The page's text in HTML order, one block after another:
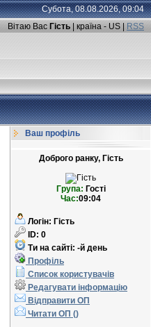
Субота, 08.08.2026, 09:04
Вітаю Вас Гість | країна - US | RSS
Ваш профіль
Доброго ранку, Гість
Група: Гості
Час:09:04
Логін: Гість
ID: 0
Ти на сайті: -й день
Профіль
Список користувачів
Редагувати інформацію
Відправити ОП
Читати ОП ()